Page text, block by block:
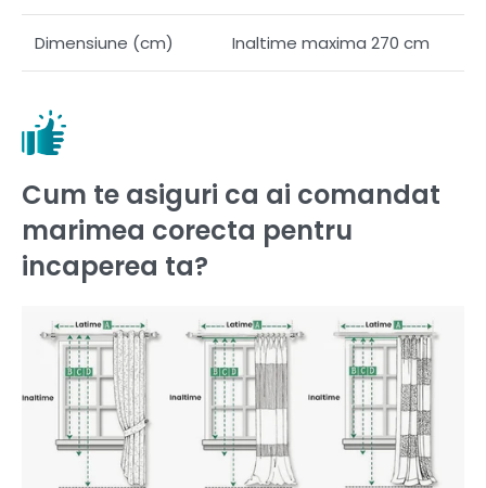
Dimensiune (cm) Inaltime maxima 270 cm
Cum te asiguri ca ai comandat
marimea corecta pentru
incaperea ta?